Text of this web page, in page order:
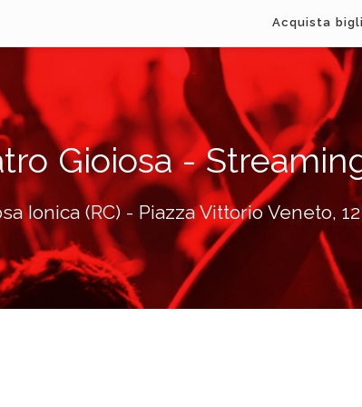
Acquista
Gioiosa -
Ionica (RC) - Piazza Vittorio Veneto, 12